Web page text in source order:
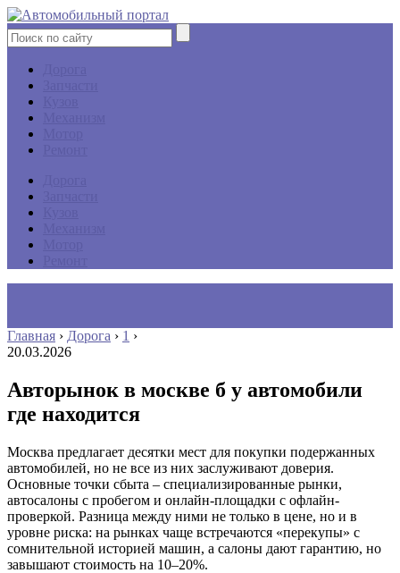
Главная › Дорога › 1 ›
20.03.2026
Авторынок в москве б у автомобили
где находится
Москва предлагает десятки мест для покупки подержанных
автомобилей, но не все из них заслуживают доверия.
Основные точки сбыта – специализированные рынки,
автосалоны с пробегом и онлайн-площадки с офлайн-
проверкой. Разница между ними не только в цене, но и в
уровне риска: на рынках чаще встречаются «перекупы» с
сомнительной историей машин, а салоны дают гарантию, но
завышают стоимость на 10–20%.